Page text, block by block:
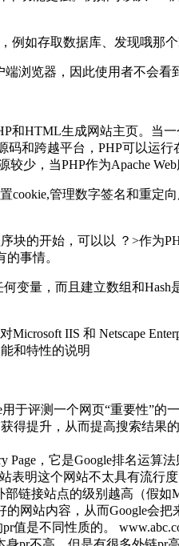
例如存取数据库、发现哦那个
浏览器，因此使用者不会看
和HTML生成网站主页。当
码和跨越平台，PHP可以
少，当PHP作为Apache
cookie,管理数字签名和重
块的开始，可以以 ？>作为
事情。
变量，而且建立数组和
IIS 和 Netscape
和特性的说明
于评测一个网页“重要性”
得提升，从而提高搜索结果的
Page，它是Google排名运
明这个网站不太具有流行
链接站点的级别越高（假
网站内容，从而Google会
pr值是不同性质的。